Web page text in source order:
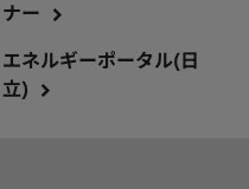
ナー
エネルギーポータル(日
立)